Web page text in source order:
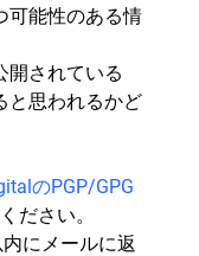
可能性のある情
開されている
と思われるかど
のPGP/GPG
ださい。
にメールに返